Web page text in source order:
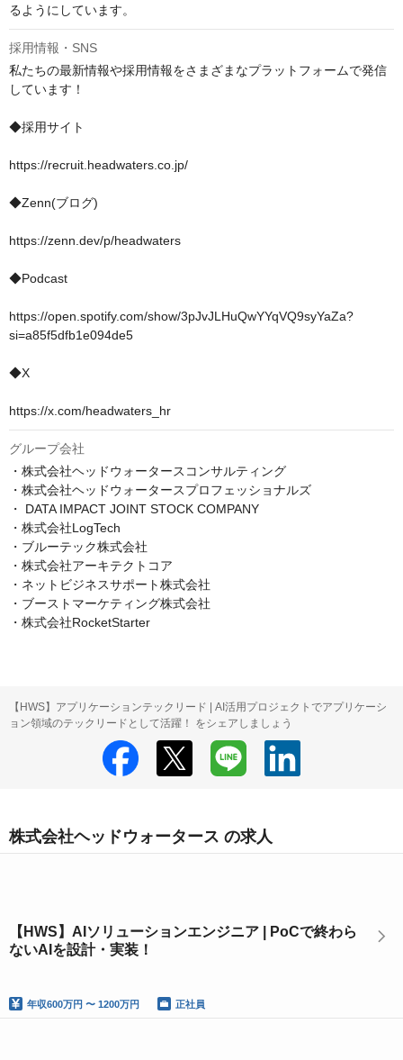
るようにしています。
採用情報・SNS
私たちの最新情報や採用情報をさまざまなプラットフォームで発信
しています！
◆採用サイト
https://recruit.headwaters.co.jp/
◆Zenn(ブログ)
https://zenn.dev/p/headwaters
◆Podcast
https://open.spotify.com/show/3pJvJLHuQwYYqVQ9syYaZa?
si=a85f5dfb1e094de5
◆X
https://x.com/headwaters_hr
グループ会社
・株式会社ヘッドウォータースコンサルティング
・株式会社ヘッドウォータースプロフェッショナルズ
・ DATA IMPACT JOINT STOCK COMPANY
・株式会社LogTech
・ブルーテック株式会社
・株式会社アーキテクトコア
・ネットビジネスサポート株式会社
・ブーストマーケティング株式会社
・株式会社RocketStarter
【HWS】アプリケーションテックリード | AI活用プロジェクトでアプリケーシ
ョン領域のテックリードとして活躍！ をシェアしましょう
株式会社ヘッドウォータース の求人
【HWS】AIソリューションエンジニア | PoCで終わら
ないAIを設計・実装！
年収600万円 〜 1200万円 正社員